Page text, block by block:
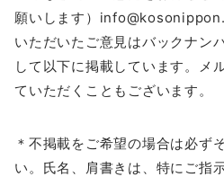
願いします）
いただいたご意見はバックナン
して以下に掲載しています。メ
ていただくこともございます。
＊不掲載をご希望の場合は必ず
い。氏名、肩書きは、特にご指